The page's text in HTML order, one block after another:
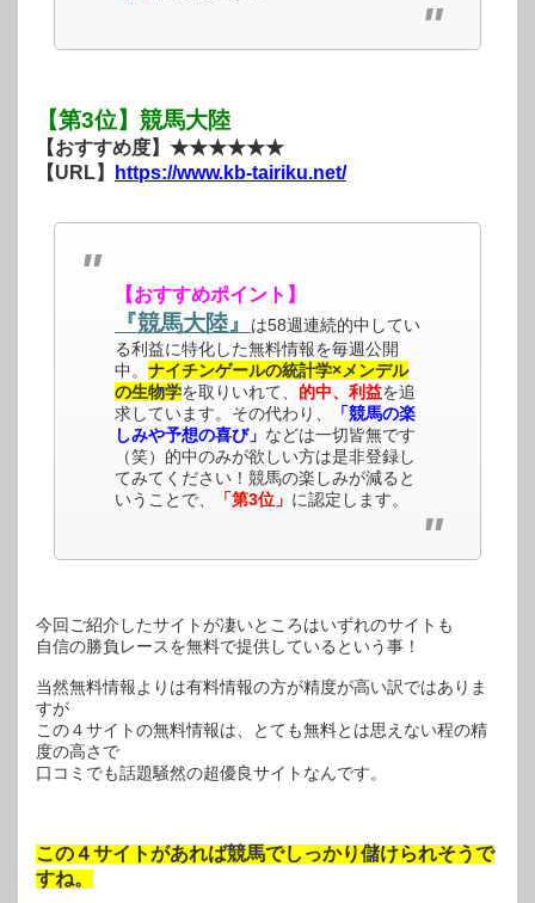
【第3位】競馬大陸
【おすすめ度】★★★★★★
【URL】
https://www.kb-tairiku.net/
【おすすめポイント】
『競馬大陸』
は58週連続的中してい
る利益に特化した無料情報を毎週公開
中。 ナイチンゲールの統計学×メンデル
の生物学を取りいれて、 的中、利益を追
求しています。その代わり、
「競馬の楽
しみや予想の喜び」 などは一切皆無です
（笑）的中のみが欲しい方は是非登録し
てみてください！競馬の楽しみが減ると
いうことで、
「第3位」 に認定します。
今回ご紹介したサイトが凄いところはいずれのサイトも
自信の勝負レースを無料で提供しているという事！
当然無料情報よりは有料情報の方が精度が高い訳ではありま
すが
この４サイトの無料情報は、とても無料とは思えない程の精
度の高さで
口コミでも話題騒然の超優良サイトなんです。
この４サイトがあれば競馬でしっかり儲けられそうで
すね。